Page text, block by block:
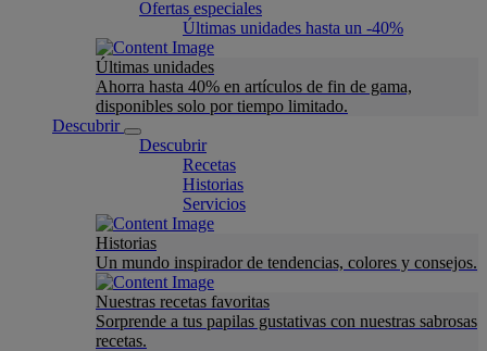
Ofertas especiales
Últimas unidades hasta un -40%
Últimas unidades
Ahorra hasta 40% en artículos de fin de gama,
disponibles solo por tiempo limitado.
Descubrir
Descubrir
Recetas
Historias
Servicios
Historias
Un mundo inspirador de tendencias, colores y consejos.
Nuestras recetas favoritas
Sorprende a tus papilas gustativas con nuestras sabrosas
recetas.